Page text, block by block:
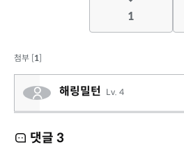
1
첨부 [1]
해링밀턴 Lv. 4
댓글 3